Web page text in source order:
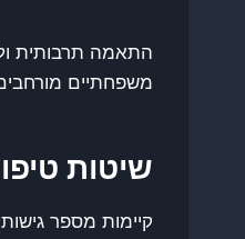
התאמה תרבותית
משפחתיים
שיטות
קיימות מספר